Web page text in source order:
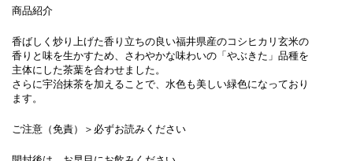
商品紹介
香ばしく炒り上げた香り立ちの良い福井県産のコシヒカリ玄米の
香りと味を生かすため、さわやかな味わいの「やぶきた」品種を
主体にした茶葉を合わせました。
さらに宇治抹茶を加えることで、水色も美しい緑色になっており
ます。
ご注意（免責）＞必ずお読みください